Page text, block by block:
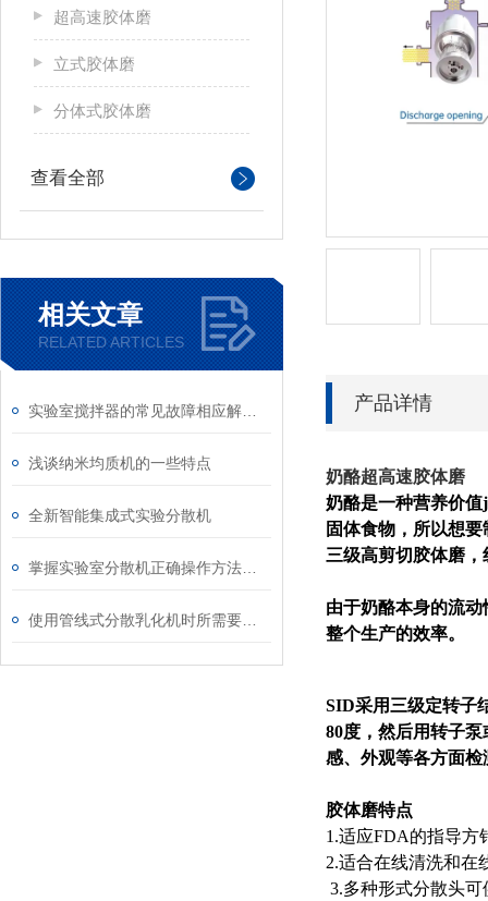
超高速胶体磨
立式胶体磨
分体式胶体磨
查看全部
相关文章
RELATED ARTICLES
浅谈纳米均质机的一些特点
全新智能集成式实验分散机
产品详情
奶酪超高速胶体磨
奶酪是一种营养价
固体食物，所以想
三级高剪切胶体磨
由于奶酪本身的流
整个生产的效率。
SID采用三级定转子
80度，然后用转子
感、外观等各方面
胶体磨特点
1.适应FDA的指导方
2.适合在线清洗和在
3.多种形式分散头可